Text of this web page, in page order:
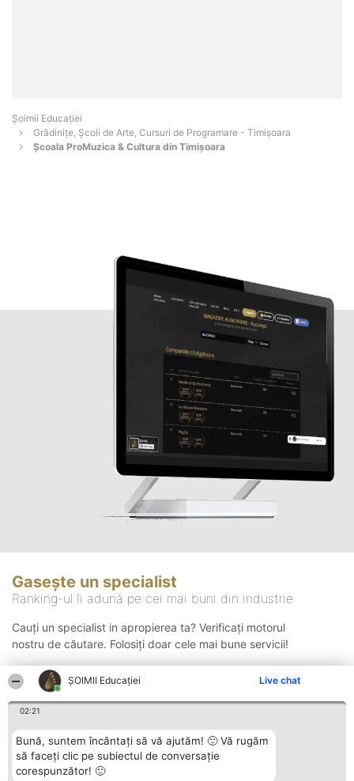
ȘOIMII Educației Live chat
02:21
Bună, suntem încântați să vă ajutăm! 🙂 Vă rugăm
să faceți clic pe subiectul de conversație
corespunzător! 🙂
Șoimii Educației
Grădinițe, Școli de Arte, Cursuri de Programare - Timişoara
Şcoala ProMuzica & Cultura din Timişoara
Gasește un specialist
Ranking-ul îi adună pe cei mai buni din industrie
Cauți un specialist in apropierea ta? Verificați motorul
nostru de căutare. Folosiți doar cele mai bune servicii!